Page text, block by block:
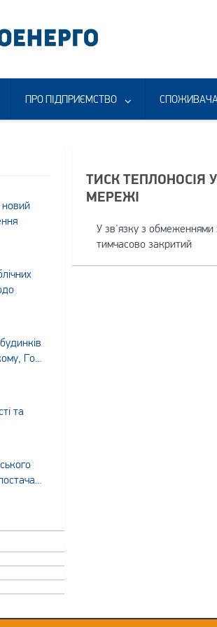
ПРО ПІДПРИЄМСТВО
ТИСК ТЕПЛОНОСІЯ
МЕРЕЖІ
У зв'язку з обмеженнями
тимчасово закритий
новий
Го...
та